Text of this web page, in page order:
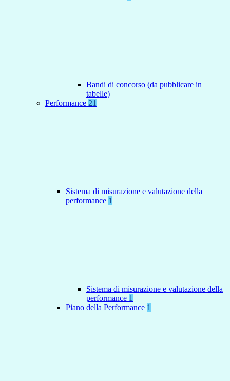
Bandi di concorso (da pubblicare in
tabelle)
Performance 21
Sistema di misurazione e valutazione della
performance 1
Sistema di misurazione e valutazione della
performance 1
Piano della Performance 1